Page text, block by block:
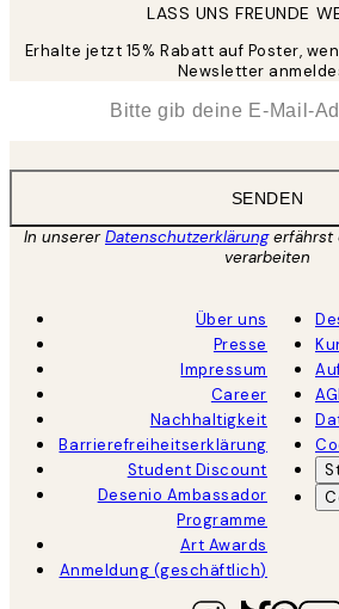
LASS UNS FREUNDE
Erhalte jetzt 15% Rabatt auf Poster,
Newsletter
SENDEN
In unsererDatenschutzerklärungerfährst
verarbeiten
Über uns
Presse
Impressum
Career
Nachhaltigkeit
Barrierefreiheitserklärung
Student Discount
Desenio Ambassador
Programme
Art Awards
Anmeldung (geschäftlich)